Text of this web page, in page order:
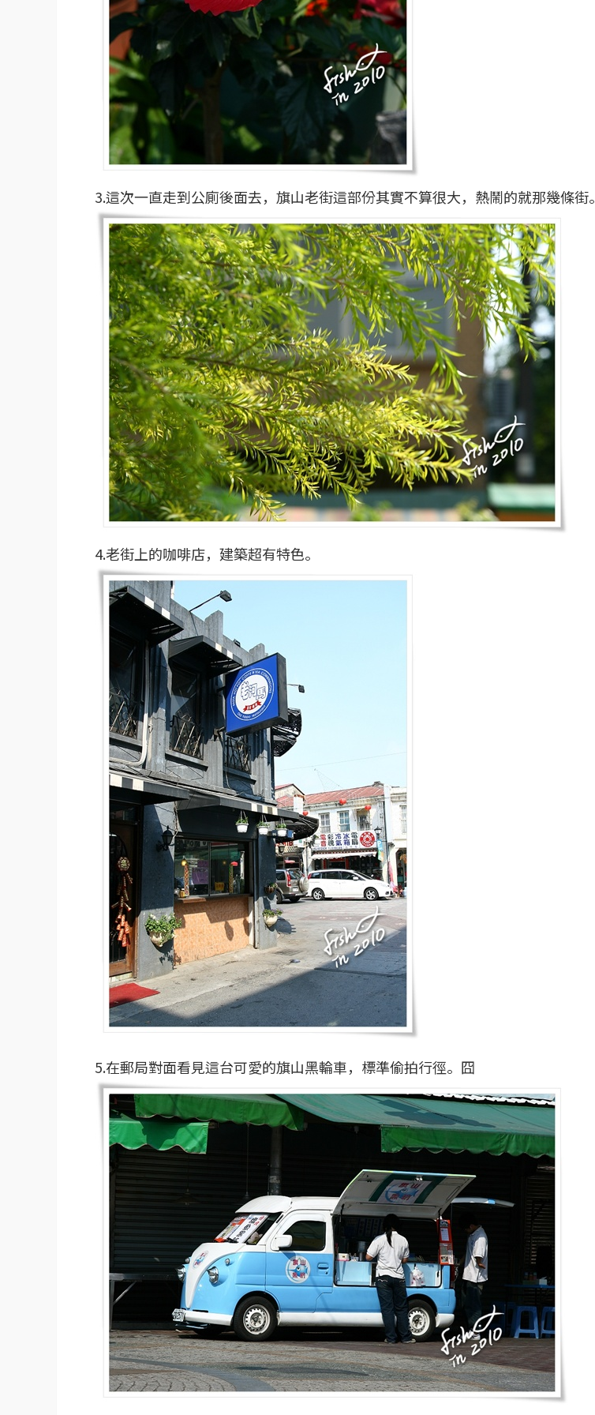
3.這次一直走到公廁後面去，旗山老街這部份其實不算很大，熱鬧的就那幾條街。
4.老街上的咖啡店，建築超有特色。
5.在郵局對面看見這台可愛的旗山黑輪車，標準偷拍行徑。囧